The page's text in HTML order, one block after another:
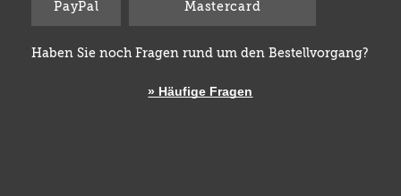
PayPal Mastercard
Haben Sie noch Fragen rund um den Bestellvorgang?
» Häufige Fragen